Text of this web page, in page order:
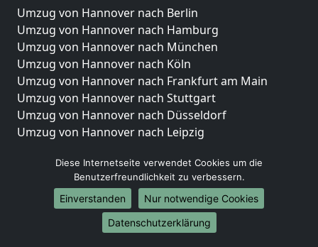
Umzug von Hannover nach Berlin
Umzug von Hannover nach Hamburg
Umzug von Hannover nach München
Umzug von Hannover nach Köln
Umzug von Hannover nach Frankfurt am Main
Umzug von Hannover nach Stuttgart
Umzug von Hannover nach Düsseldorf
Umzug von Hannover nach Leipzig
Umzug von Hannover nach Essen
Umzug von Hannover nach Bremen
Umzug von Hannover nach Dresden
Umzug von Hannover nach Hannover
Umzug von Hannover nach Nürnberg
Diese Internetseite verwendet Cookies um die
Benutzerfreundlichkeit zu verbessern.
Einverstanden
Nur notwendige Cookies
Datenschutzerklärung